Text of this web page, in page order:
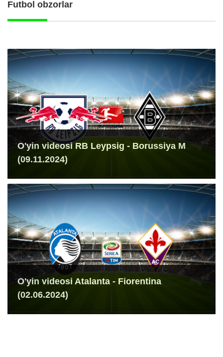
Futbol obzorlar
O'yin videosi RB Leypsig - Borussiya M
(09.11.2024)
O'yin videosi Atalanta - Fiorentina
(02.06.2024)